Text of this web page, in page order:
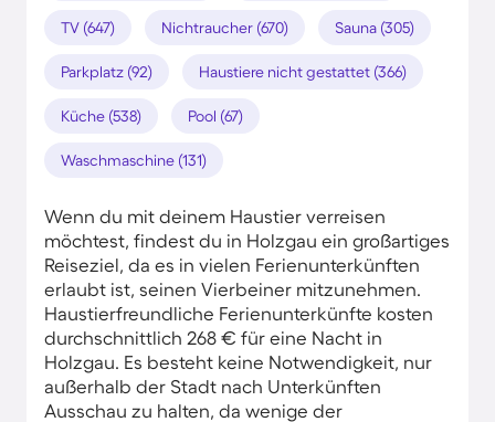
TV (647) Nichtraucher (670) Sauna (305)
Parkplatz (92) Haustiere nicht gestattet (366)
Küche (538) Pool (67)
Waschmaschine (131)
Wenn du mit deinem Haustier verreisen
möchtest, findest du in Holzgau ein großartiges
Reiseziel, da es in vielen Ferienunterkünften
erlaubt ist, seinen Vierbeiner mitzunehmen.
Haustierfreundliche Ferienunterkünfte kosten
durchschnittlich 268 € für eine Nacht in
Holzgau. Es besteht keine Notwendigkeit, nur
außerhalb der Stadt nach Unterkünften
Ausschau zu halten, da wenige der